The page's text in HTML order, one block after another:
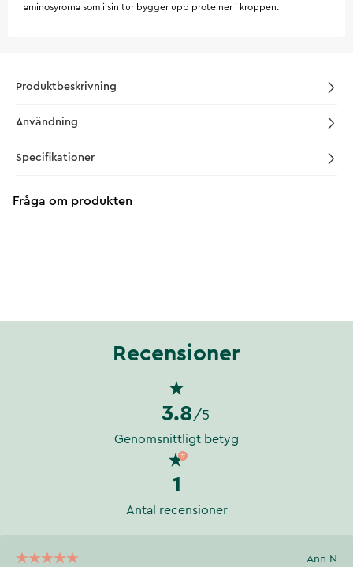
aminosyrorna som i sin tur bygger upp proteiner i kroppen.
Produktbeskrivning
Användning
Specifikationer
Fråga om produkten
Recensioner
3.8 /5
Genomsnittligt betyg
1
Antal recensioner
Ann N